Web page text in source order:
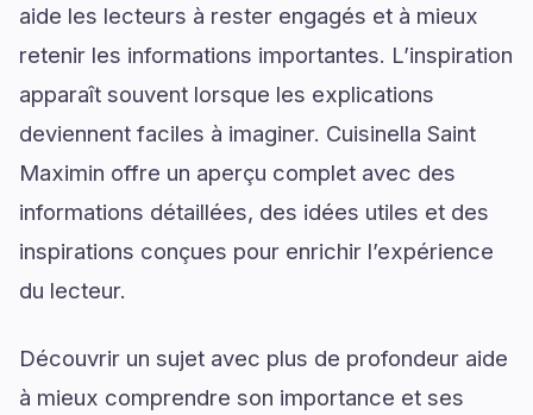
aide les lecteurs à rester engagés et à mieux
retenir les informations importantes. L’inspiration
apparaît souvent lorsque les explications
deviennent faciles à imaginer. Cuisinella Saint
Maximin offre un aperçu complet avec des
informations détaillées, des idées utiles et des
inspirations conçues pour enrichir l’expérience
du lecteur.
Découvrir un sujet avec plus de profondeur aide
à mieux comprendre son importance et ses